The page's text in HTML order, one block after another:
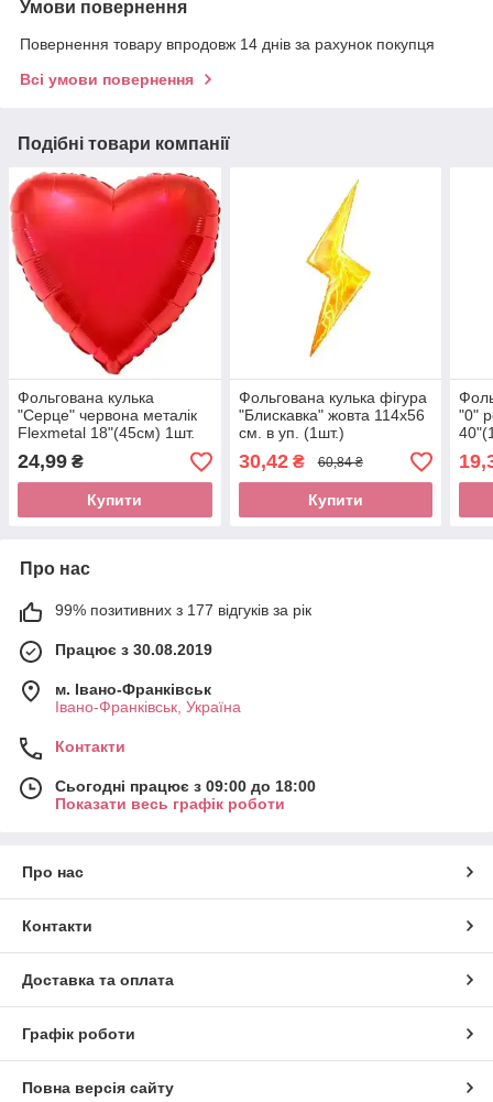
Умови повернення
Повернення товару впродовж 14 днів за рахунок покупця
Всі умови повернення
Подібні товари компанії
Фольгована кулька
"Серце" червона металік
Flexmetal 18"(45см) 1шт.
24,99 ₴
Купити
Фольгована кулька фігура
"Блискавка" жовта 114х56
см. в уп. (1шт.)
30,42₴ 60,84 ₴
Купити
"0"
Про нас
99% позитивних з 177 відгуків за рік
Працює з 30.08.2019
м. Івано-Франківськ
Івано-Франківськ, Україна
Контакти
Сьогодні працює з 09:00 до 18:00
Показати весь графік роботи
Про нас
Контакти
Доставка та оплата
Графік роботи
Повна версія сайту